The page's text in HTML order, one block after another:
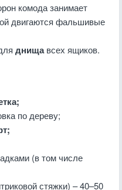
комода занимает
двигаются фальшивые
днищавсех ящиков.
по дереву;
(в том числе
стяжки) – 40–50